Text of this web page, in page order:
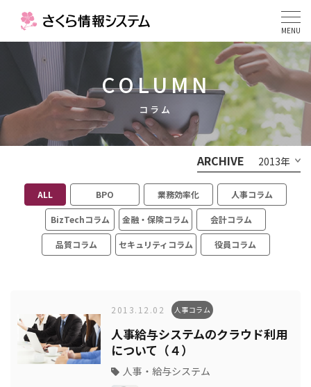
MENU
COLUMN
コラム
ARCHIVE 2013年
ALL BPO 業務効率化 人事コラム
BizTechコラム 金融・保険コラム 会計コラム
品質コラム セキュリティコラム 役員コラム
2013.12.02 人事コラム
人事給与システムのクラウド利用
について（４）
人事・給与システム